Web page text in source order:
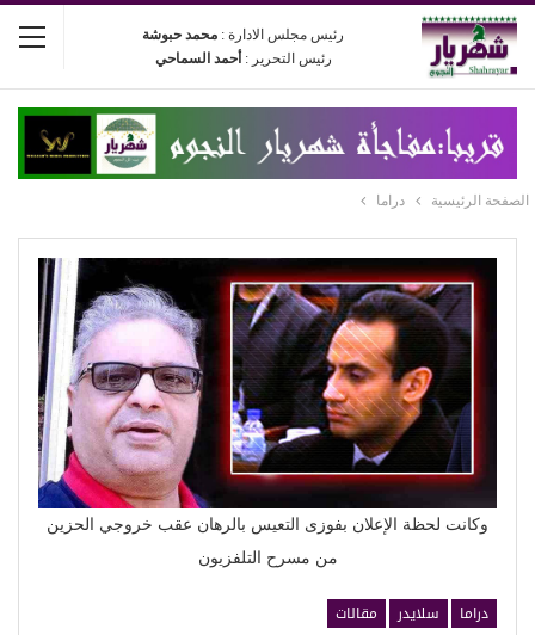
رئيس مجلس الادارة : محمد حبوشة
رئيس التحرير : أحمد السماحي
الصفحة الرئيسية دراما
وكانت لحظة الإعلان بفوزى التعيس بالرهان عقب خروجي الحزين
من مسرح التلفزيون
دراما سلايدر
مقالات